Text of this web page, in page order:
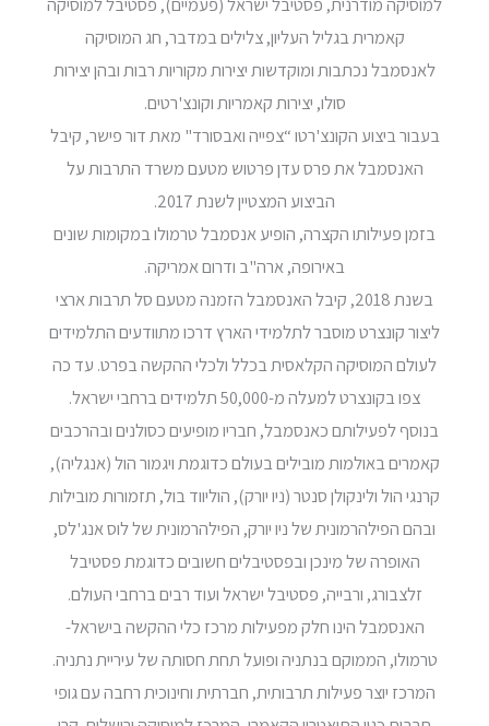
קאמרית בגליל העליון, צלילים במדבר, חג המוסיקה
לאנסמבל נכתבות ומוקדשות יצירות מקוריות רבות ובהן יצירות
סולו, יצירות קאמריות וקונצ'רטים.
בעבור ביצוע הקונצ'רטו “צפייה ואבסורד" מאת דור פישר, קיבל
האנסמבל את פרס עדן פרטוש מטעם משרד התרבות על
הביצוע המצטיין לשנת 2017.
בזמן פעילותו הקצרה, הופיע אנסמבל טרמולו במקומות שונים
באירופה, ארה"ב ודרום אמריקה.
בשנת 2018, קיבל האנסמבל הזמנה מטעם סל תרבות ארצי
ליצור קונצרט מוסבר לתלמידי הארץ דרכו מתוודעים התלמידים
לעולם המוסיקה הקלאסית בכלל ולכלי ההקשה בפרט. עד כה
צפו בקונצרט למעלה מ-50,000 תלמידים ברחבי ישראל.
בנוסף לפעילותם כאנסמבל, חבריו מופיעים כסולנים ובהרכבים
קאמרים באולמות מובילים בעולם כדוגמת ויגמור הול (אנגליה),
קרנגי הול ולינקולן סנטר (ניו יורק), הוליווד בול, תזמורות מובילות
ובהם הפילהרמונית של ניו יורק, הפילהרמונית של לוס אנג'לס,
האופרה של מינכן ובפסטיבלים חשובים כדוגמת פסטיבל
זלצבורג, ורבייה, פסטיבל ישראל ועוד רבים ברחבי העולם.
האנסמבל הינו חלק מפעילות מרכז כלי ההקשה בישראל-
טרמולו, הממוקם בנתניה ופועל תחת חסותה של עיריית נתניה.
המרכז יוצר פעילות תרבותית, חברתית וחינוכית רחבה עם גופי